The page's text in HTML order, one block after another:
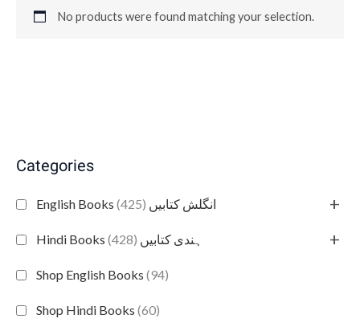
Categories
English Books انگلش کتابیں (425) +
Hindi Books ہندی کتابیں (428) +
Shop English Books (94)
Shop Hindi Books (60)
No products were found matching your selection.